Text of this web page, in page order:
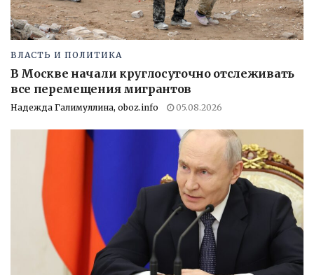
ВЛАСТЬ И ПОЛИТИКА
В Москве начали круглосуточно отслеживать
все перемещения мигрантов
Надежда Галимуллина, oboz.info 05.08.2026